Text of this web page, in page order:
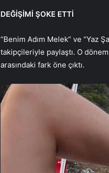
DEĞİŞİMİ ŞOKE ETTİ
“Benim Adım Melek” ve “Yaz
takipçileriyle paylaştı. O
arasındaki fark öne çıktı.